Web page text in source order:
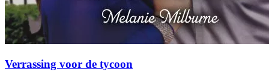
Verrassing voor de tycoon